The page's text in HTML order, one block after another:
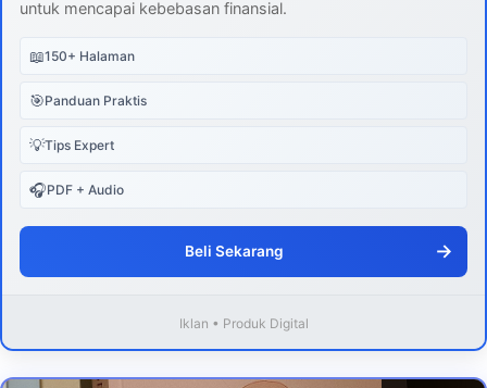
untuk mencapai kebebasan finansial.
📖150+ Halaman
🎯Panduan Praktis
💡Tips Expert
🎧PDF + Audio
Beli Sekarang →
Iklan • Produk Digital